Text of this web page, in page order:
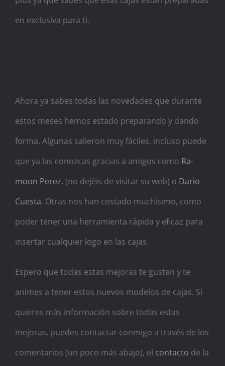
en exclusiva para ti.
Ahora ya sabes todas las novedades que durante
estos meses hemos estado preparando y dando
forma. Algunas salieron muy fáciles, incluso puede
que ya las conozcas gracias a amigos como Ra-
moon Perez, (no dejéis de visitar su web) o Dario
Cuesta. Otras nos han costado muchísimo, como
poder tener una herramienta rápida y eficaz para
insertar cualquier logo en las cajas.
Espero que todas estas mejoras te gusten y te
animes a tener estos nuevos modelos de cajas. Si
quieres más información sobre todas estas
mejoras, puedes contactar conmigo a través de los
comentarios (un poco más abajo), el contacto de la